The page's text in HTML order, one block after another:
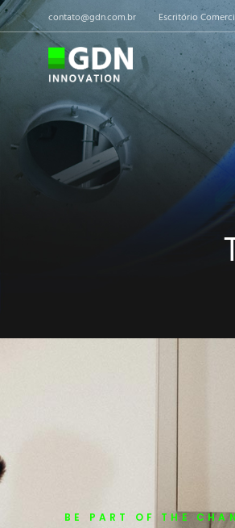
contato@gdn.com.br Escritório
BE PART OF THE